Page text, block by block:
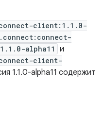
client:1.1.0-
alpha11
и
client-
1.1.0-alpha11 содержит